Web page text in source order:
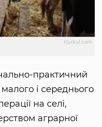
Кurkul.com
практичний
і середнього
на селі,
аграрної